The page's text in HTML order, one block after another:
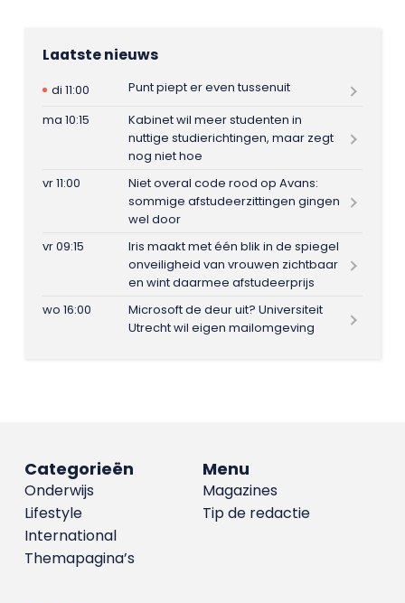
Laatste nieuws
di 11:00
Punt piept er even tussenuit
ma 10:15
Kabinet wil meer studenten in
nuttige studierichtingen, maar zegt
nog niet hoe
vr 11:00
Niet overal code rood op Avans:
sommige afstudeerzittingen gingen
wel door
vr 09:15
Iris maakt met één blik in de spiegel
onveiligheid van vrouwen zichtbaar
en wint daarmee afstudeerprijs
wo 16:00
Microsoft de deur uit? Universiteit
Utrecht wil eigen mailomgeving
Menu
Magazines
Tip de redactie
Categorieën
Onderwijs
Lifestyle
International
Themapagina’s